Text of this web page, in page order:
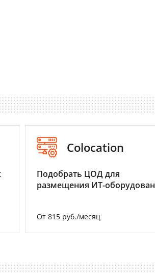
Colocation
Подобрать ЦОД для
размещения ИТ-
От 815 руб./месяц